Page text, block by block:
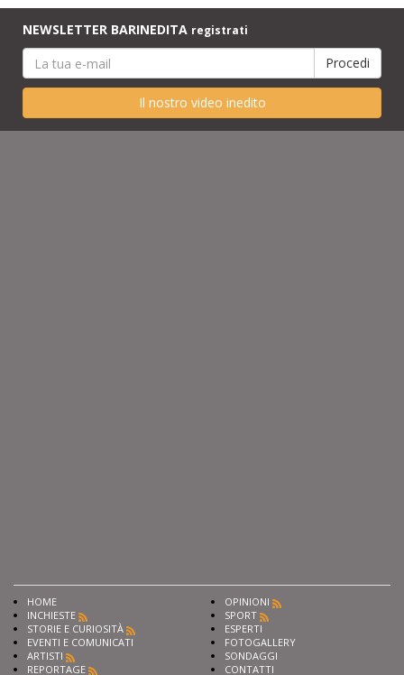
NEWSLETTER BARINEDITA registrati
Il nostro video inedito
HOME
INCHIESTE
STORIE E CURIOSITÀ
EVENTI E COMUNICATI
ARTISTI
REPORTAGE
OPINIONI
SPORT
ESPERTI
FOTOGALLERY
SONDAGGI
CONTATTI